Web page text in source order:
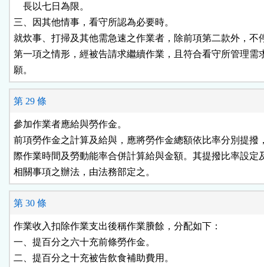
    長以七日為限。
三、因其他情事，看守所認為必要時。
就炊事、打掃及其他需急速之作業者，除前項第二款外，不
第一項之情形，經被告請求繼續作業，且符合看守所管理需
願。
第 29 條
參加作業者應給與勞作金。
前項勞作金之計算及給與，應將勞作金總額依比率分別提撥
際作業時間及勞動能率合併計算給與金額。其提撥比率設定
相關事項之辦法，由法務部定之。
第 30 條
作業收入扣除作業支出後稱作業賸餘，分配如下：
一、提百分之六十充前條勞作金。
二、提百分之十充被告飲食補助費用。